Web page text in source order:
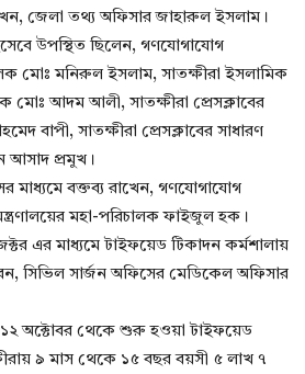
জেলা তথ্য অফিসার জাহারুল ইসলাম।
উপস্থিত ছিলেন, গণযোগাযোগ
মোঃ মনিরুল ইসলাম, সাতক্ষীরা ইসলামিক
মোঃ আদম আলী, সাতক্ষীরা প্রেসক্লাবের
বাপী, সাতক্ষীরা প্রেসক্লাবের সাধারণ
আসাদ প্রমুখ।
মাধ্যমে বক্তব্য রাখেন, গণযোগাযোগ
মহা-পরিচালক ফাইজুল হক।
এর মাধ্যমে টাইফয়েড টিকাদন কর্মশালায়
সিভিল সার্জন অফিসের মেডিকেল অফিসার
১২ অক্টোবর থেকে শুরু হওয়া টাইফয়েড
৯ মাস থেকে ১৫ বছর বয়সী ৫ লাখ ৭